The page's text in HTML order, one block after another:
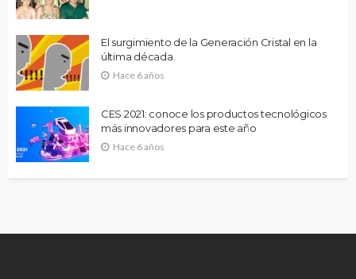
El surgimiento de la Generación Cristal en la
última década.
Hace 6 años
CES 2021: conoce los productos tecnológicos
más innovadores para este año
Hace 6 años